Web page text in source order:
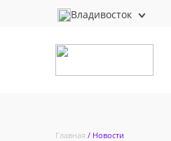
Владивосток
Главная Новости